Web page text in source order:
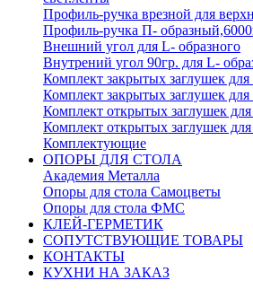
Профиль-ручка врезной для
Профиль-ручка П-
Внешний угол для L- образного
Внутрений угол 90гр. для L-
Комплект закрытых заглушек для
Комплект закрытых заглушек
Комплект открытых заглушек
Комплект открытых заглушек
Комплектующие
ОПОРЫ ДЛЯ СТОЛА
Академия Металла
Опоры для стола Самоцветы
Опоры для стола ФМС
КЛЕЙ-ГЕРМЕТИК
СОПУТСТВУЮЩИЕ ТОВАРЫ
КОНТАКТЫ
КУХНИ НА ЗАКАЗ